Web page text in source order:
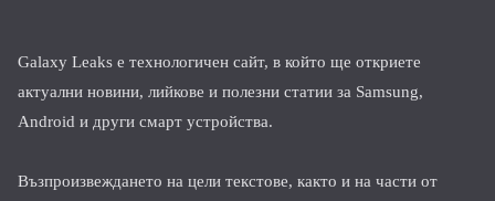
Galaxy Leaks е технологичен сайт, в който ще откриете
актуални новини, лийкове и полезни статии за Samsung,
Android и други смарт устройства.
Възпроизвеждането на цели текстове, както и на части от